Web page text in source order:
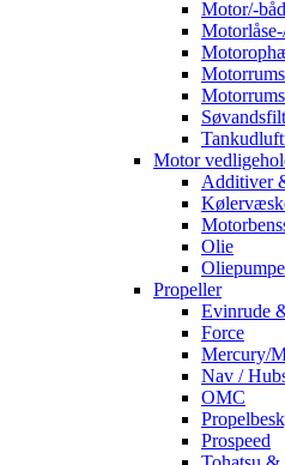
Motor/-
Motor
Additiver
Olie
Propeller
Evinrude
Force
Mercury/
Nav /
OMC
Prospeed